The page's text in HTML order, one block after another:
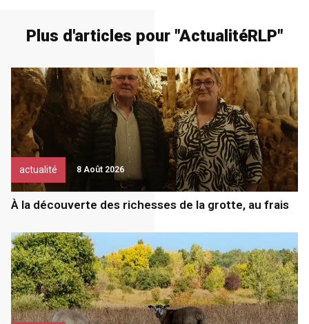
Plus d'articles pour "ActualitéRLP"
actualité 8 Août 2026
À la découverte des richesses de la grotte, au frais